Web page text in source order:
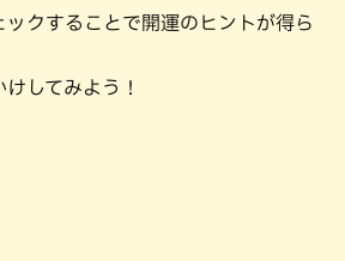
ックすることで開運のヒントが得ら
してみよう！